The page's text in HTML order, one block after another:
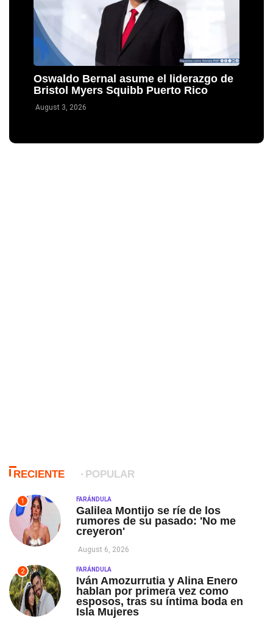
Oswaldo Bernal asume el liderazgo de
Bristol Myers Squibb Puerto Rico
August 3, 2026
RECIENTE POPULAR
1 FARÁNDULA
Galilea Montijo se ríe de los
rumores de su pasado: 'No me
creyeron'
August 6, 2026
2 FARÁNDULA
Iván Amozurrutia y Alina Enero
hablan por primera vez como
esposos, tras su íntima boda en
Isla Mujeres